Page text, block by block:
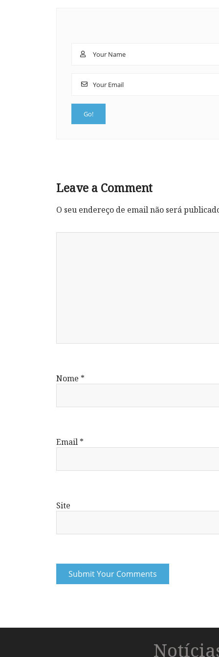
Leave a Comment
O seu endereço de email não será
Nome *
Email *
Site